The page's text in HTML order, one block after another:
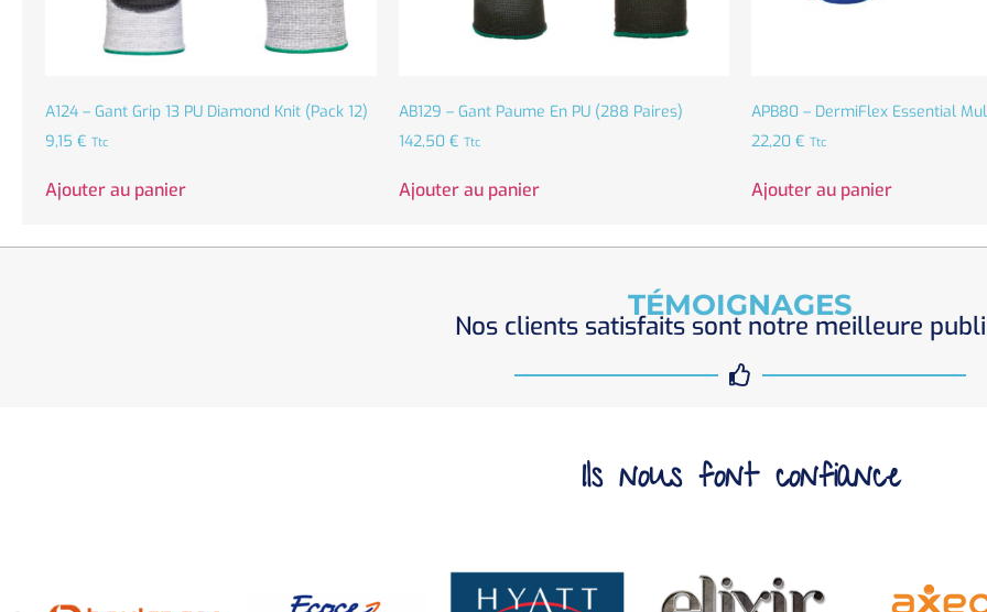
A124 – Gant Grip 13 PU Diamond Knit (Pack 12)
9,15 € Ttc
Ajouter au panier
AB129 – Gant Paume En PU (288 Paires)
142,50 € Ttc
Ajouter au panier
APB80 – DermiFlex Essential
22,20 € Ttc
Ajouter au panier
TÉMOIGNAGES
Nos clients satisfaits sont notre meilleure
Ils nous font confiance